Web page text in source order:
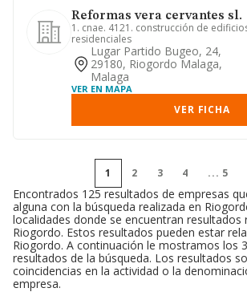
Reformas vera cervantes sl.
1. cnae. 4121. construcción de
residenciales
Lugar Partido Bugeo, 24,
29180, Riogordo Malaga,
Malaga
VER EN MAPA
VER FICHA
1 2 3 4 ... 5
Encontrados 125 resultados de empresas
alguna con la búsqueda realizada en
localidades donde se encuentran resultados
Riogordo. Estos resultados pueden estar
Riogordo. A continuación le mostramos los
resultados de la búsqueda. Los resultados
coincidencias en la actividad o la
empresa.